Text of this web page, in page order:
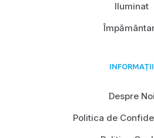
Iluminat
INFORMAȚII
Despre Noi
Politica de